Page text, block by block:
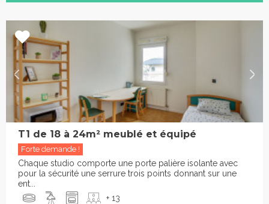
T1 de 18 à 24m² meublé et équipé
Forte demande !
Chaque studio comporte une porte palière isolante avec
pour la sécurité une serrure trois points donnant sur une
ent...
+ 13